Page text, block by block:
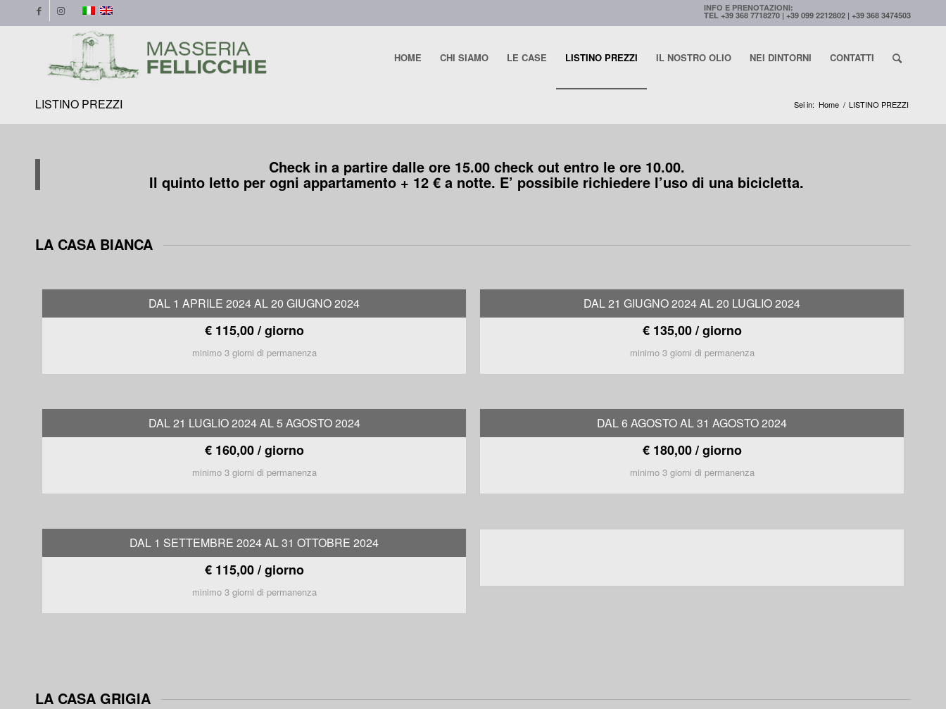
INFO E PRENOTAZIONI:
TEL +39 368 7718270 | +39 099 2212802 | +39 368 3474503
HOME CHI SIAMO LE CASE LISTINO PREZZI IL NOSTRO OLIO NEI DINTORNI CONTATTI
LISTINO PREZZI Sei in: Home / LISTINO PREZZI
Check in a partire dalle ore 15.00 check out entro le ore 10.00.
Il quinto letto per ogni appartamento + 12 € a notte. E’ possibile richiedere l’uso di una bicicletta.
LA CASA BIANCA
DAL 1 APRILE 2024 AL 20 GIUGNO 2024
€ 115,00 / giorno
minimo 3 giorni di permanenza
DAL 21 GIUGNO 2024 AL 20 LUGLIO 2024
€ 135,00 / giorno
minimo 3 giorni di permanenza
DAL 21 LUGLIO 2024 AL 5 AGOSTO 2024
€ 160,00 / giorno
minimo 3 giorni di permanenza
DAL 6 AGOSTO AL 31 AGOSTO 2024
€ 180,00 / giorno
minimo 3 giorni di permanenza
DAL 1 SETTEMBRE 2024 AL 31 OTTOBRE 2024
€ 115,00 / giorno
minimo 3 giorni di permanenza
LA CASA GRIGIA